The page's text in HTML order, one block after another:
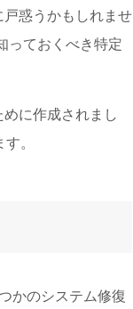
惑うかもしれませ
っておくべき特定
に作成されまし
。
かのシステム修復